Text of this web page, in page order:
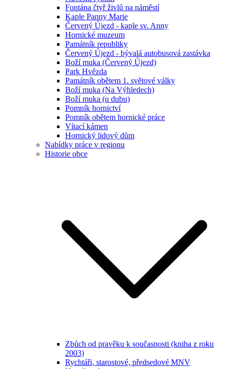
Fontána čtyř živlů na náměstí
Kaple Panny Marie
Červený Újezd - kaple sv. Anny
Hornické muzeum
Památník republiky
Červený Újezd - bývalá autobusová zastávka
Boží muka (Červený Újezd)
Park Hvězda
Památník obětem 1. světové války
Boží muka (Na Výhledech)
Boží muka (u dubu)
Pomník hornictví
Pomník obětem hornické práce
Vítací kámen
Hornický lidový dům
Nabídky práce v regionu
Historie obce
Zbůch od pravěku k současnosti (kniha z roku
2003)
Rychtáři, starostové, předsedové MNV